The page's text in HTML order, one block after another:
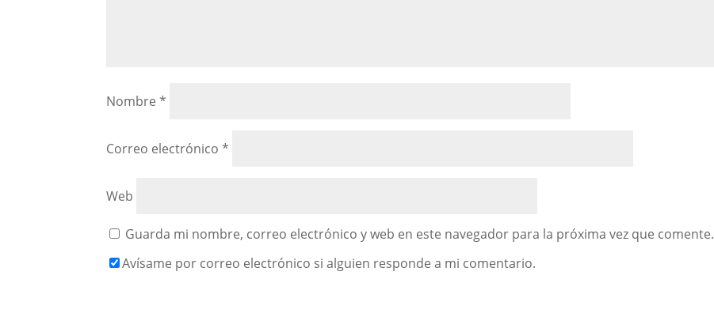
Nombre*
Correo electrónico*
Web
Guarda mi nombre, correo electrónico y web en este navegador para la próxima vez que comente.
Avísame por correo electrónico si alguien responde a mi comentario.